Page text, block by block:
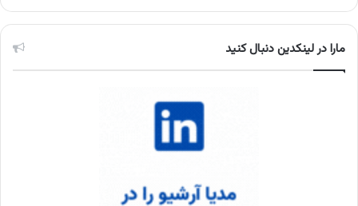
مارا در لینکدین دنبال کنید